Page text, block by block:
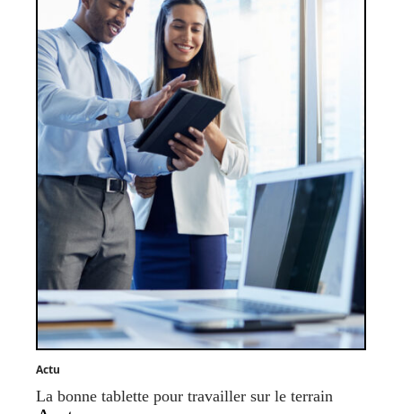
Actu
La bonne tablette pour travailler sur le terrain